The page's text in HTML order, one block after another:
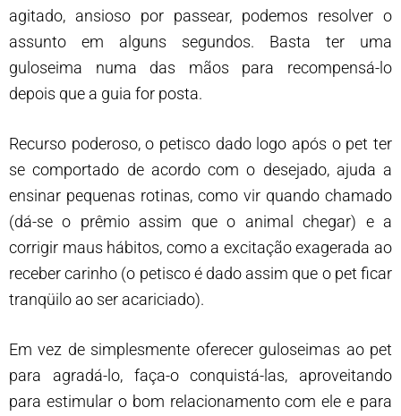
agitado, ansioso por passear, podemos resolver o
assunto em alguns segundos. Basta ter uma
guloseima numa das mãos para recompensá-lo
depois que a guia for posta.
Recurso poderoso, o petisco dado logo após o pet ter
se comportado de acordo com o desejado, ajuda a
ensinar pequenas rotinas, como vir quando chamado
(dá-se o prêmio assim que o animal chegar) e a
corrigir maus hábitos, como a excitação exagerada ao
receber carinho (o petisco é dado assim que o pet ficar
tranqüilo ao ser acariciado).
Em vez de simplesmente oferecer guloseimas ao pet
para agradá-lo, faça-o conquistá-las, aproveitando
para estimular o bom relacionamento com ele e para